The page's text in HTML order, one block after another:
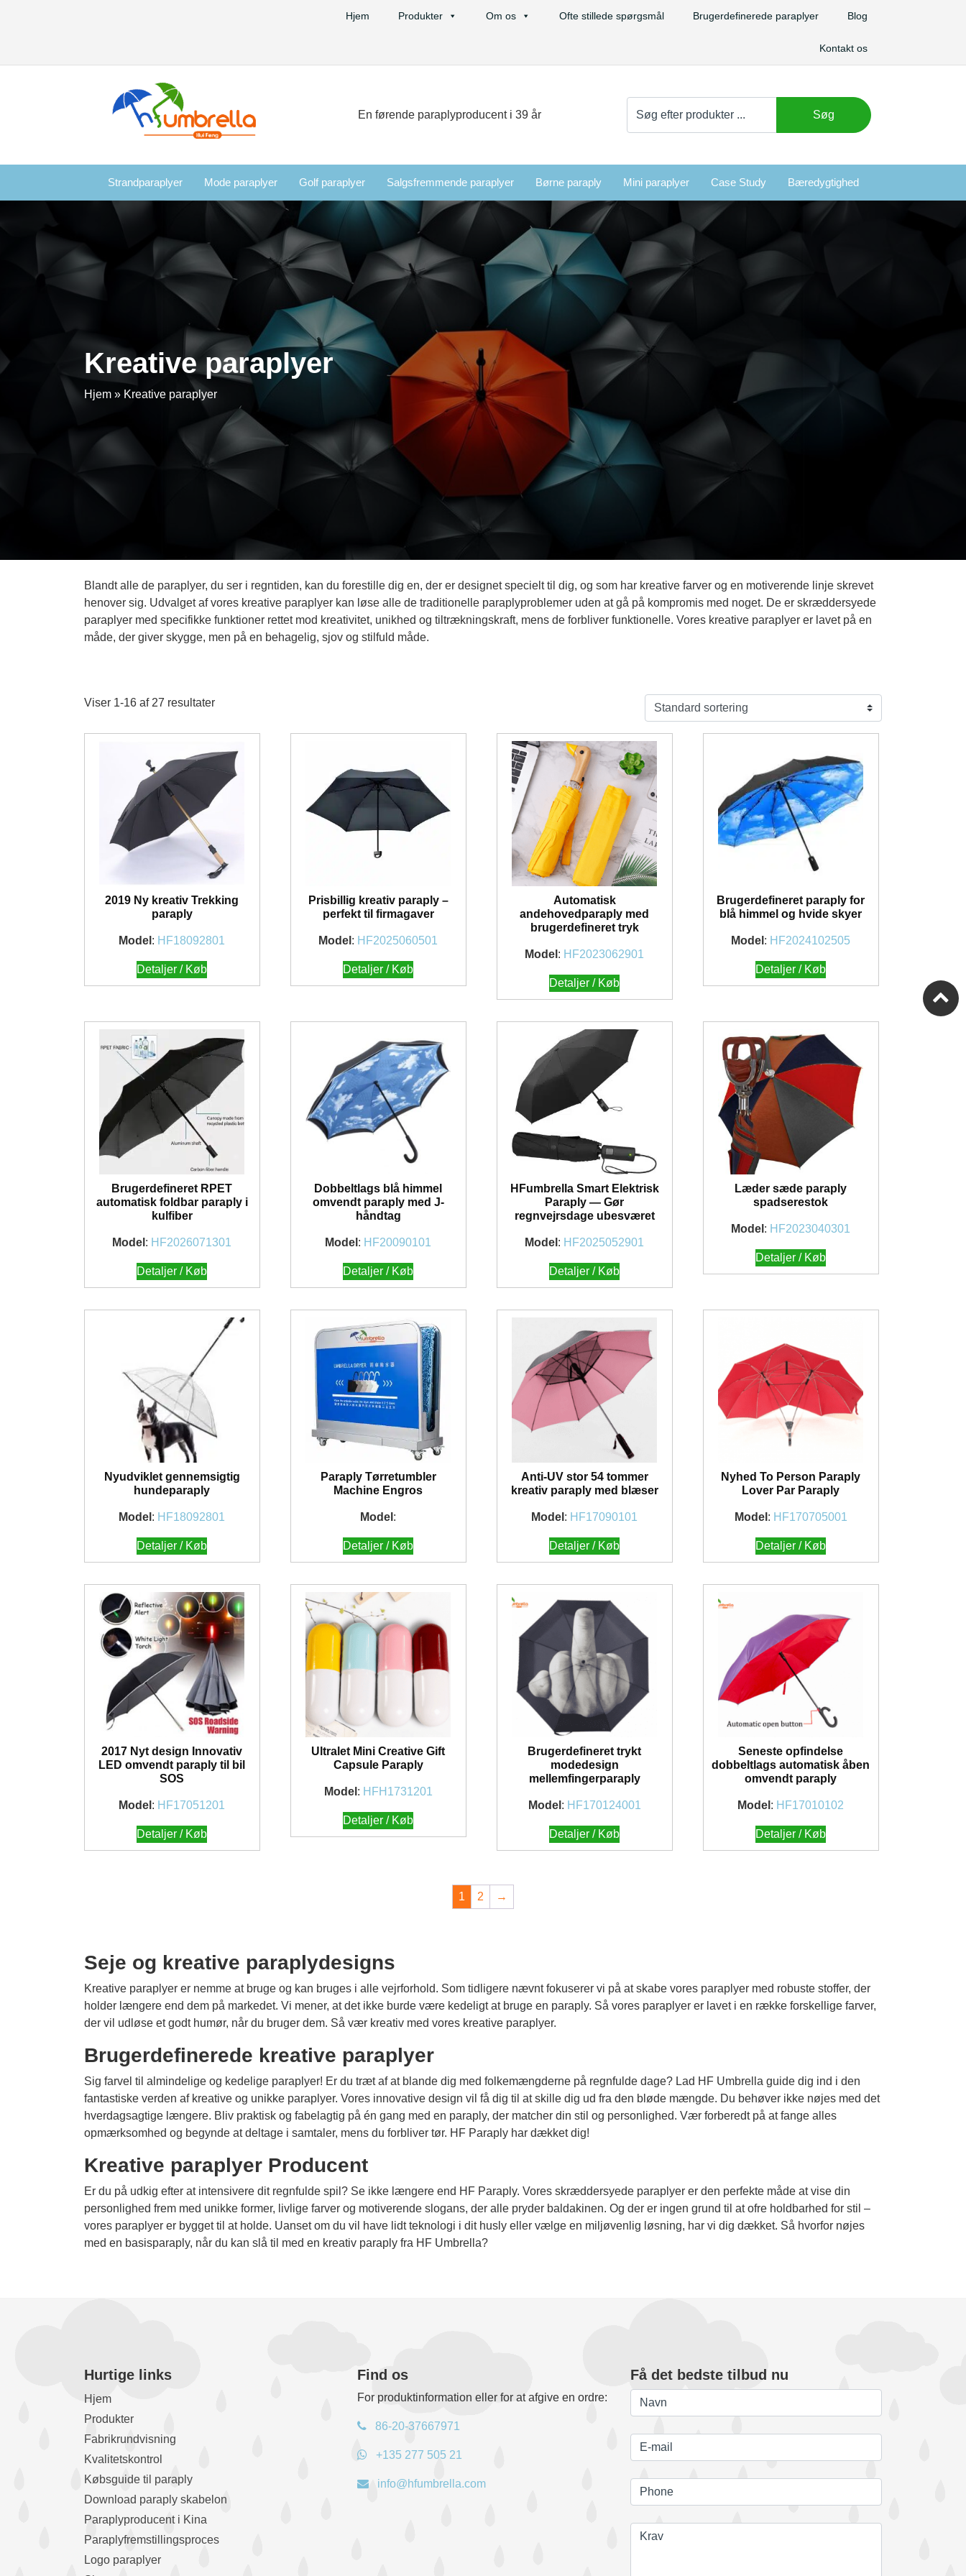
Hjem Produkter Om os Ofte stillede spørgsmål Brugerdefinerede paraplyer Blog
Kontakt os
En førende paraplyproducent i 39 år
efter:
Søg
Strandparaplyer Mode paraplyer Golf paraplyer Salgsfremmende paraplyer Børne paraply Mini paraplyer Case Study Bæredygtighed
Kreative paraplyer
Hjem » Kreative paraplyer
Blandt alle de paraplyer, du ser i regntiden, kan du forestille dig en, der er designet specielt til dig, og som har kreative farver og en motiverende linje skrevet
henover sig. Udvalget af vores kreative paraplyer kan løse alle de traditionelle paraplyproblemer uden at gå på kompromis med noget. De er skræddersyede
paraplyer med specifikke funktioner rettet mod kreativitet, unikhed og tiltrækningskraft, mens de forbliver funktionelle. Vores kreative paraplyer er lavet på en
måde, der giver skygge, men på en behagelig, sjov og stilfuld måde.
Viser 1-16 af 27 resultater
2019 Ny kreativ Trekking
paraply
Model : HF18092801
Detaljer / Køb
Prisbillig kreativ paraply –
perfekt til firmagaver
Model : HF2025060501
Detaljer / Køb
Automatisk
andehovedparaply med
brugerdefineret tryk
Model : HF2023062901
Detaljer / Køb
Brugerdefineret paraply for
blå himmel og hvide skyer
Model : HF2024102505
Detaljer / Køb
Brugerdefineret RPET
automatisk foldbar paraply i
kulfiber
Model : HF2026071301
Detaljer / Køb
Dobbeltlags blå himmel
omvendt paraply med J-
håndtag
Model : HF20090101
Detaljer / Køb
HFumbrella Smart Elektrisk
Paraply — Gør
regnvejrsdage ubesværet
Model : HF2025052901
Detaljer / Køb
Læder sæde paraply
spadserestok
Model : HF2023040301
Detaljer / Køb
Nyudviklet gennemsigtig
hundeparaply
Model : HF18092801
Detaljer / Køb
Paraply Tørretumbler
Machine Engros
Model :
Detaljer / Køb
Anti-UV stor 54 tommer
kreativ paraply med blæser
Model : HF17090101
Detaljer / Køb
Nyhed To Person Paraply
Lover Par Paraply
Model : HF170705001
Detaljer / Køb
2017 Nyt design Innovativ
LED omvendt paraply til bil
SOS
Model : HF17051201
Detaljer / Køb
Ultralet Mini Creative Gift
Capsule Paraply
Model : HFH1731201
Detaljer / Køb
Brugerdefineret trykt
modedesign
mellemfingerparaply
Model : HF170124001
Detaljer / Køb
Seneste opfindelse
dobbeltlags automatisk åben
omvendt paraply
Model : HF17010102
Detaljer / Køb
1 2 →
Seje og kreative paraplydesigns
Kreative paraplyer er nemme at bruge og kan bruges i alle vejrforhold. Som tidligere nævnt fokuserer vi på at skabe vores paraplyer med robuste stoffer, der
holder længere end dem på markedet. Vi mener, at det ikke burde være kedeligt at bruge en paraply. Så vores paraplyer er lavet i en række forskellige farver,
der vil udløse et godt humør, når du bruger dem. Så vær kreativ med vores kreative paraplyer.
Brugerdefinerede kreative paraplyer
Sig farvel til almindelige og kedelige paraplyer! Er du træt af at blande dig med folkemængderne på regnfulde dage? Lad HF Umbrella guide dig ind i den
fantastiske verden af ​​kreative og unikke paraplyer. Vores innovative design vil få dig til at skille dig ud fra den bløde mængde. Du behøver ikke nøjes med det
hverdagsagtige længere. Bliv praktisk og fabelagtig på én gang med en paraply, der matcher din stil og personlighed. Vær forberedt på at fange alles
opmærksomhed og begynde at deltage i samtaler, mens du forbliver tør. HF Paraply har dækket dig!
Kreative paraplyer Producent
Er du på udkig efter at intensivere dit regnfulde spil? Se ikke længere end HF Paraply. Vores skræddersyede paraplyer er den perfekte måde at vise din
personlighed frem med unikke former, livlige farver og motiverende slogans, der alle pryder baldakinen. Og der er ingen grund til at ofre holdbarhed for stil –
vores paraplyer er bygget til at holde. Uanset om du vil have lidt teknologi i dit husly eller vælge en miljøvenlig løsning, har vi dig dækket. Så hvorfor nøjes
med en basisparaply, når du kan slå til med en kreativ paraply fra HF Umbrella?
Hurtige links
Hjem
Produkter
Fabrikrundvisning
Kvalitetskontrol
Købsguide til paraply
Download paraply skabelon
Paraplyproducent i Kina
Paraplyfremstillingsproces
Logo paraplyer
Find os
For produktinformation eller for at afgive en ordre:
86-20-37667971
+135 277 505 21
info@hfumbrella.com
Få det bedste tilbud nu